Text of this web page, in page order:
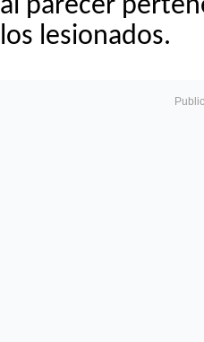
al parecer
los lesionados.